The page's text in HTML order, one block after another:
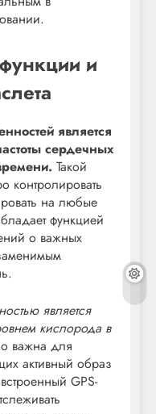
и
является
сердечных
Такой
контролировать
на любые
функцией
о важных
является
кислорода в
важна для
активный образ
GPS-